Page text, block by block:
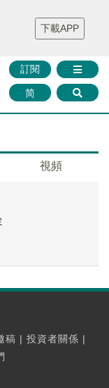
財華證券 媒體矩陣
智庫沙龍
聯絡我們
訂閱
简
下載APP
視頻
稿 | 投資者關係 |